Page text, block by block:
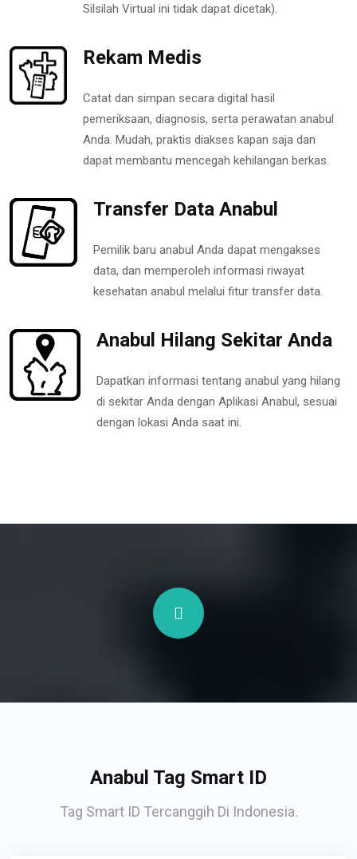
Silsilah Virtual ini tidak dapat dicetak).
Rekam Medis
Catat dan simpan secara digital hasil
pemeriksaan, diagnosis, serta perawatan anabul
Anda. Mudah, praktis diakses kapan saja dan
dapat membantu mencegah kehilangan berkas.
Transfer Data Anabul
Pemilik baru anabul Anda dapat mengakses
data, dan memperoleh informasi riwayat
kesehatan anabul melalui fitur transfer data.
Anabul Hilang Sekitar Anda
Dapatkan informasi tentang anabul yang hilang
di sekitar Anda dengan Aplikasi Anabul, sesuai
dengan lokasi Anda saat ini.
Anabul Tag Smart ID
Tag Smart ID Tercanggih Di Indonesia.